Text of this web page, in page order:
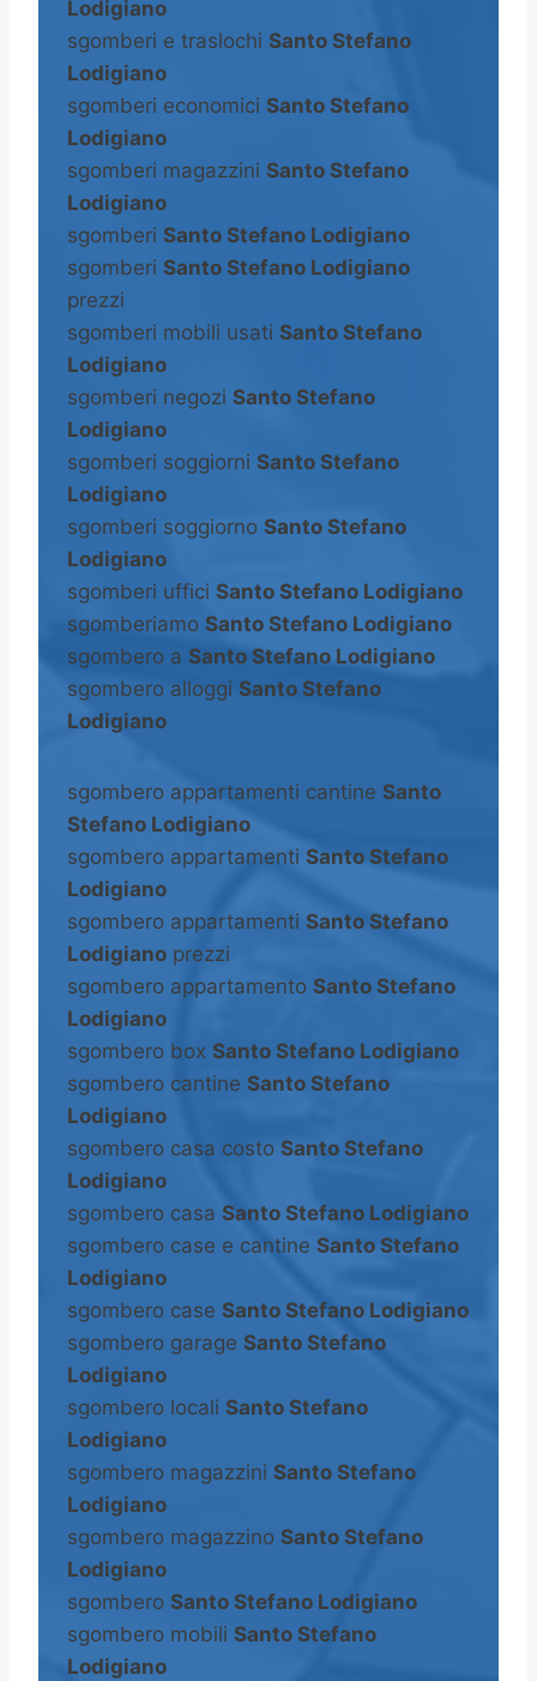
Lodigiano
sgomberi e traslochi Santo Stefano
Lodigiano
sgomberi economici Santo Stefano
Lodigiano
sgomberi magazzini Santo Stefano
Lodigiano
sgomberi Santo Stefano Lodigiano
sgomberi Santo Stefano Lodigiano
prezzi
sgomberi mobili usati Santo Stefano
Lodigiano
sgomberi negozi Santo Stefano
Lodigiano
sgomberi soggiorni Santo Stefano
Lodigiano
sgomberi soggiorno Santo Stefano
Lodigiano
sgomberi uffici Santo Stefano Lodigiano
sgomberiamo Santo Stefano Lodigiano
sgombero a Santo Stefano Lodigiano
sgombero alloggi Santo Stefano
Lodigiano
sgombero appartamenti cantine Santo
Stefano Lodigiano
sgombero appartamenti Santo Stefano
Lodigiano
sgombero appartamenti Santo Stefano
Lodigiano prezzi
sgombero appartamento Santo Stefano
Lodigiano
sgombero box Santo Stefano Lodigiano
sgombero cantine Santo Stefano
Lodigiano
sgombero casa costo Santo Stefano
Lodigiano
sgombero casa Santo Stefano Lodigiano
sgombero case e cantine Santo Stefano
Lodigiano
sgombero case Santo Stefano Lodigiano
sgombero garage Santo Stefano
Lodigiano
sgombero locali Santo Stefano
Lodigiano
sgombero magazzini Santo Stefano
Lodigiano
sgombero magazzino Santo Stefano
Lodigiano
sgombero Santo Stefano Lodigiano
sgombero mobili Santo Stefano
Lodigiano